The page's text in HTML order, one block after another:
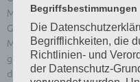
Mitglieder und Förderer der
Gründer der Vereinigung
Medaille“. Diese
gesellschaftlich wirksame
der VZE. Vor der Vergabe
Begriffsbestimmungen
Die
Begrifflichkeiten, die
Richtlinien- und
der Datenschutz-